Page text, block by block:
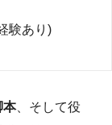
験あり)
本、そして役